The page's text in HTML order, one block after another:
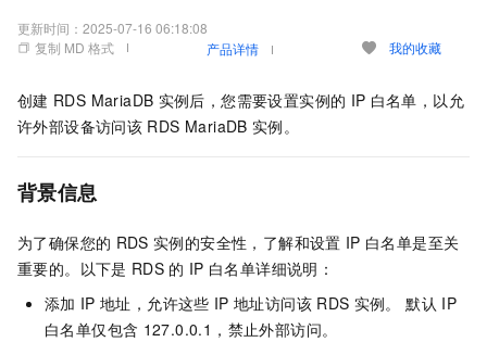
更新时间： 2025-07-16 06:18:08
复制 MD 格式
产品详情 我的收藏
创建 RDS MariaDB 实例后，您需要设置实例的 IP 白名单，以允
许外部设备访问该 RDS MariaDB 实例。
背景信息
为了确保您的 RDS 实例的安全性，了解和设置 IP 白名单是至关
重要的。以下是 RDS 的 IP 白名单详细说明：
添加 IP 地址，允许这些 IP 地址访问该 RDS 实例。 默认 IP
白名单仅包含 127.0.0.1，禁止外部访问。